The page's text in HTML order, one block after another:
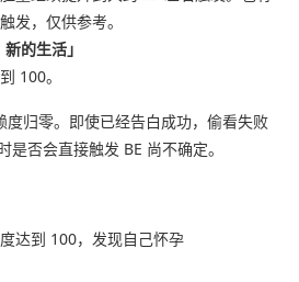
发，仅供参考。
的生活」
100。
归零。即使已经告白成功，偷看失败
否会直接触发 BE 尚不确定。
达到 100，发现自己怀孕